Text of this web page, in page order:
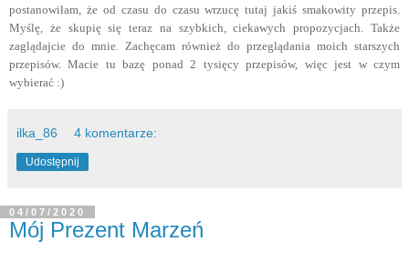
postanowiłam, że od czasu do czasu wrzucę tutaj jakiś smakowity przepis.
Myślę, że skupię się teraz na szybkich, ciekawych propozycjach. Także
zaglądajcie do mnie. Zachęcam również do przeglądania moich starszych
przepisów. Macie tu bazę ponad 2 tysięcy przepisów, więc jest w czym
wybierać :)
ilka_86 4 komentarze:
Udostępnij
04/07/2020
Mój Prezent Marzeń